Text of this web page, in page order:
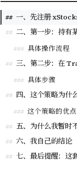
## 一、先注册
## 二、第一步：持有
### 具体操作流程
## 三、第二步：在
### 具体步骤
## 四、这个策略为什
### 这个策略的优点
## 五、为什么我暂时
## 六、我自己的结论
## 七、最后提醒：这